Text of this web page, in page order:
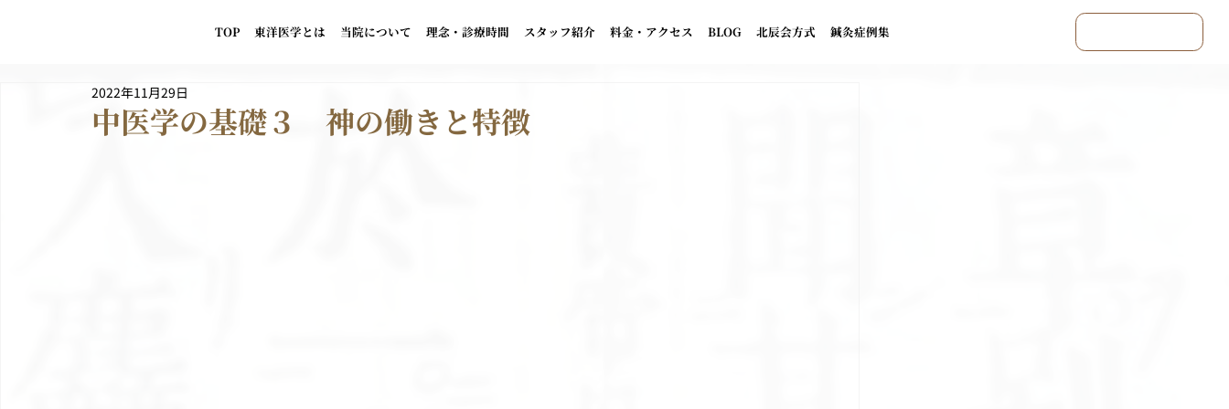
TOP 東洋医学とは 当院について 理念・診療時間 スタッフ紹介 料金・アクセス BLOG 北辰会方式 鍼灸症例集
中医学の基礎３ 神の働きと特徴
2022年11月29日